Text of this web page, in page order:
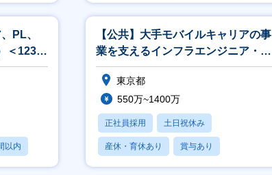
賞与あり
PL、
＜1238
以内
【公共】大手モバイルキャリアの事
業を支えるインフラエンジニア・イ
ンフラアーキテクト<188>
東京都
550万~1400万
正社員採用 土日祝休み
産休・育休あり 賞与あり
フレックス